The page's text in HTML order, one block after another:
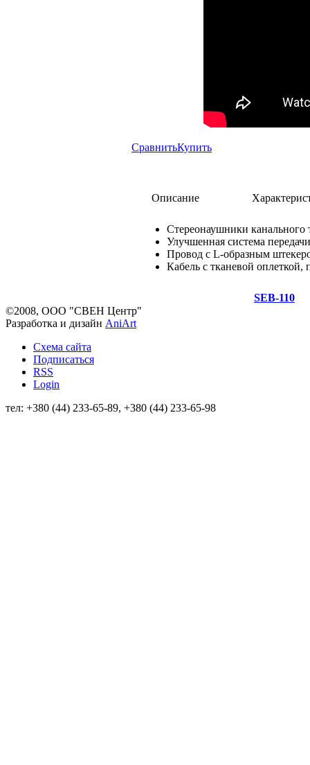
СравнитьКупить
Описание
Стереонаушники канального
Улучшенная система
Провод с L-образным
Кабель с тканевой
SEB-110
©2008, ООО "СВЕН Центр"
Разработка и дизайн AniArt
Схема сайта
Подписаться
RSS
Login
тел: +380 (44) 233-65-89, +380 (44) 233-65-98